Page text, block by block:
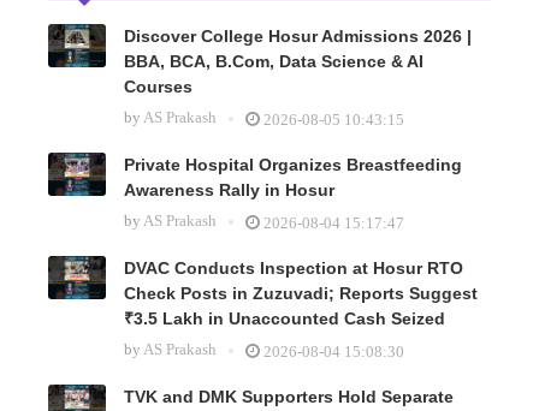
Discover College Hosur Admissions 2026 |
BBA, BCA, B.Com, Data Science & AI
Courses
by AS Prakash 2026-08-05 10:43:15
Private Hospital Organizes Breastfeeding
Awareness Rally in Hosur
by AS Prakash 2026-08-04 15:17:47
DVAC Conducts Inspection at Hosur RTO
Check Posts in Zuzuvadi; Reports Suggest
₹3.5 Lakh in Unaccounted Cash Seized
by AS Prakash 2026-08-04 15:08:30
TVK and DMK Supporters Hold Separate